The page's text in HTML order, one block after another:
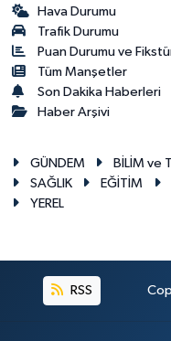
Hava Durumu
Trafik Durumu
Puan Durumu ve
Tüm Manşetler
Son Dakika Haberleri
Haber Arşivi
GÜNDEM BİLİM ve
SAĞLIK
EĞİTİM
YEREL
RSS